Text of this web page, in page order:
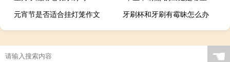
元宵节是否适合挂灯笼作文
牙刷杯和牙刷有霉昧怎么办
☚